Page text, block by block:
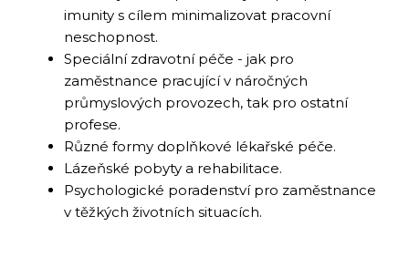
imunity s cílem minimalizovat pracovní
neschopnost.
Speciální zdravotní péče - jak pro
zaměstnance pracující v náročných
průmyslových provozech, tak pro ostatní
profese​.
Různé formy doplňkové lékařské péče.
Lázeňské pobyty a rehabilitace​.
Psychologické poradenství pro zaměstnance
v těžkých životních situacích.